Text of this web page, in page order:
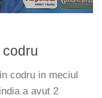
codru in meciul
a avut 2